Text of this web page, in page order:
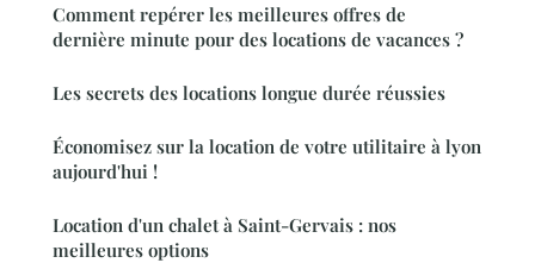
Comment repérer les meilleures offres de
dernière minute pour des locations de vacances ?
Les secrets des locations longue durée réussies
Économisez sur la location de votre utilitaire à lyon
aujourd'hui !
Location d'un chalet à Saint-Gervais : nos
meilleures options